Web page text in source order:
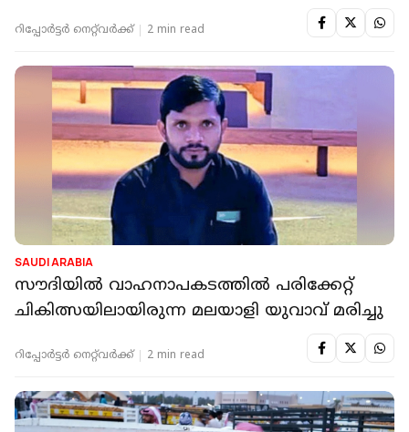
റിപ്പോർട്ടർ നെറ്റ്‌വര്‍ക്ക്‌ 2 min read
SAUDI ARABIA
സൗദിയിൽ വാഹനാപകടത്തിൽ പരിക്കേറ്റ്
ചികിത്സയിലായിരുന്ന മലയാളി യുവാവ് മരിച്ചു
റിപ്പോർട്ടർ നെറ്റ്‌വര്‍ക്ക്‌ 2 min read